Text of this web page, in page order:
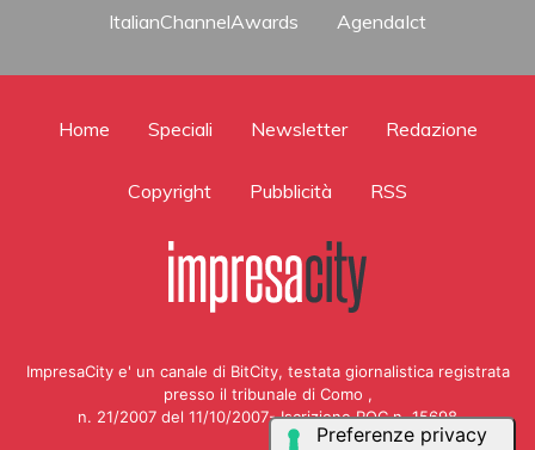
ItalianChannelAwards
AgendaIct
Home Speciali Newsletter Redazione
Copyright Pubblicità RSS
ImpresaCity e' un canale di BitCity, testata giornalistica registrata
presso il tribunale di Como ,
n. 21/2007 del 11/10/2007- Iscrizione ROC n. 15698